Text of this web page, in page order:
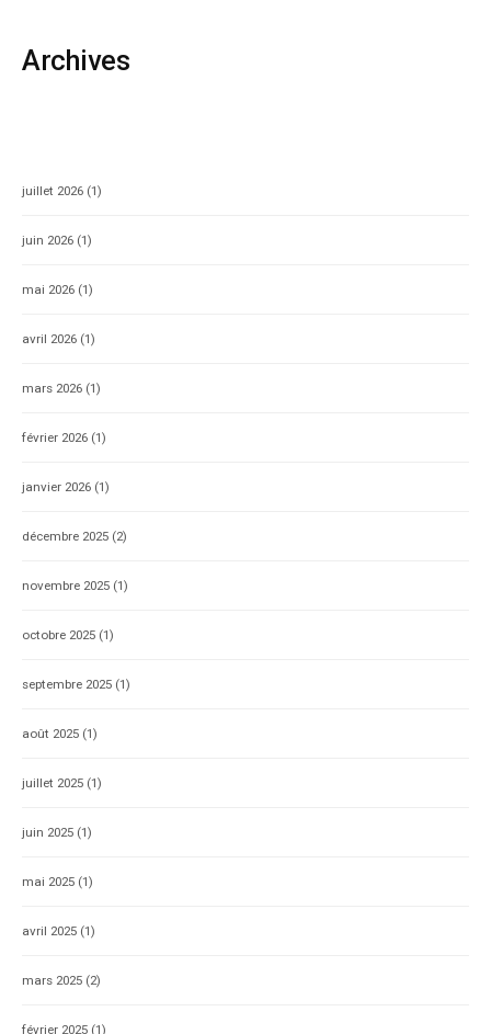
Archives
juillet 2026 (1)
juin 2026 (1)
mai 2026 (1)
avril 2026 (1)
mars 2026 (1)
février 2026 (1)
janvier 2026 (1)
décembre 2025 (2)
novembre 2025 (1)
octobre 2025 (1)
septembre 2025 (1)
août 2025 (1)
juillet 2025 (1)
juin 2025 (1)
mai 2025 (1)
avril 2025 (1)
mars 2025 (2)
février 2025 (1)